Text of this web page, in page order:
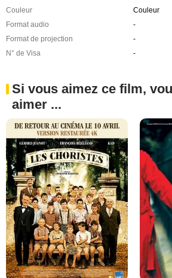
Couleur
Couleur
Format audio
-
Format de projection
-
N° de Visa
-
Si vous aimez ce film,
aimer ...